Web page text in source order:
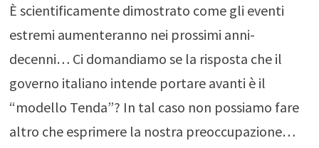
È scientificamente dimostrato come gli eventi
estremi aumenteranno nei prossimi anni-
decenni… Ci domandiamo se la risposta che il
governo italiano intende portare avanti è il
“modello Tenda”? In tal caso non possiamo fare
altro che esprimere la nostra preoccupazione…